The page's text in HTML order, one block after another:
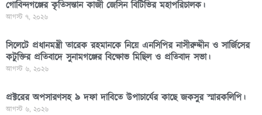
গোবিন্দগঞ্জের কৃতিসন্তান কাজী জেসিন বিটিভির মহাপরিচালক।
আগস্ট ৭, ২০২৬
সিলেটে প্রধানমন্ত্রী তারেক রহমানকে নিয়ে এনসিপির নাসীরুদ্দীন ও সার্জিসের
কটুক্তির প্রতিবাদে সুনামগঞ্জের বিক্ষোভ মিছিল ও প্রতিবাদ সভা।
আগস্ট ৬, ২০২৬
প্রক্টরের অপসারণসহ ৯ দফা দাবিতে উপাচার্যের কাছে জকসুর স্মারকলিপি।
আগস্ট ৬, ২০২৬